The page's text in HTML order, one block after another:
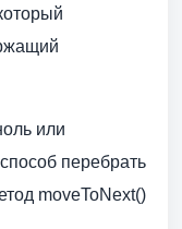
или
перебрать
moveToNext()